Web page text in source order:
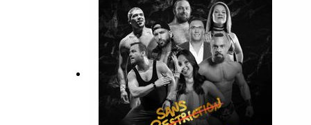
conversation généreuse, drôle et
énorme merci à l’Enclav pour leur accueil